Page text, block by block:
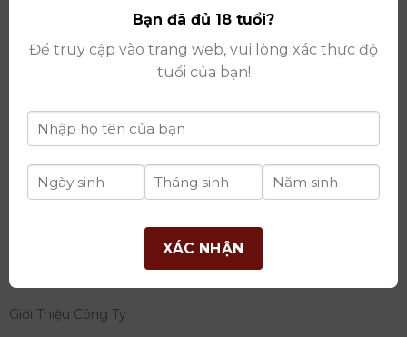
Phố Hà Nội cấp lần đầu ngày 07/05/2008,đăng ký
thay đổi lần thứ 17 ngày 06/08/2025
Giấy phép Phân Phối Rượu số : 529/GP-BCT do Bộ
Công Thương cấp ngày 14/11/2022
Ngân hàng:Ngân hàng TMCP Đầu tư và phát triển
Việt Nam (BIDV)
tư quốc tế Ý-Việt
Tây Hồ, TP Hà Nội
THÔNG TIN
Giới Thiệu Công Ty
Bạn đã đủ 18 tuổi?
Để truy cập vào trang web, vui lòng xác thực độ
tuổi của bạn!
XÁC NHẬN